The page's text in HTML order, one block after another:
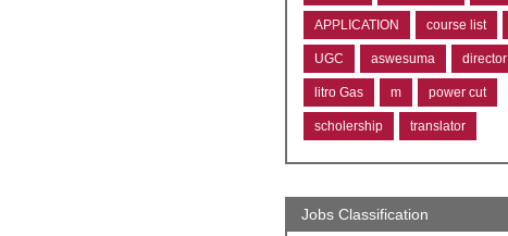
APPLICATION course list
UGC aswesuma director
litro Gas m power cut
scholership translator
Jobs Classification